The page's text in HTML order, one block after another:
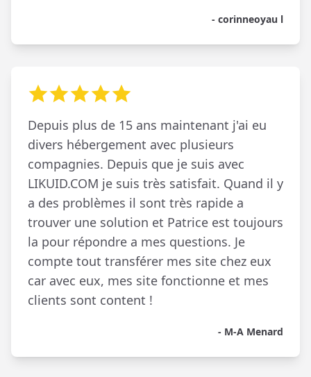
- corinneoyau l
Depuis plus de 15 ans maintenant j'ai eu
divers hébergement avec plusieurs
compagnies. Depuis que je suis avec
LIKUID.COM je suis très satisfait. Quand il y
a des problèmes il sont très rapide a
trouver une solution et Patrice est toujours
la pour répondre a mes questions. Je
compte tout transférer mes site chez eux
car avec eux, mes site fonctionne et mes
clients sont content !
- M-A Menard